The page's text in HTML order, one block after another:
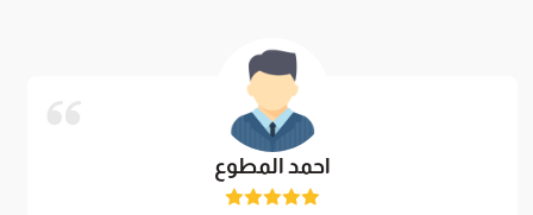
احمد المطوع